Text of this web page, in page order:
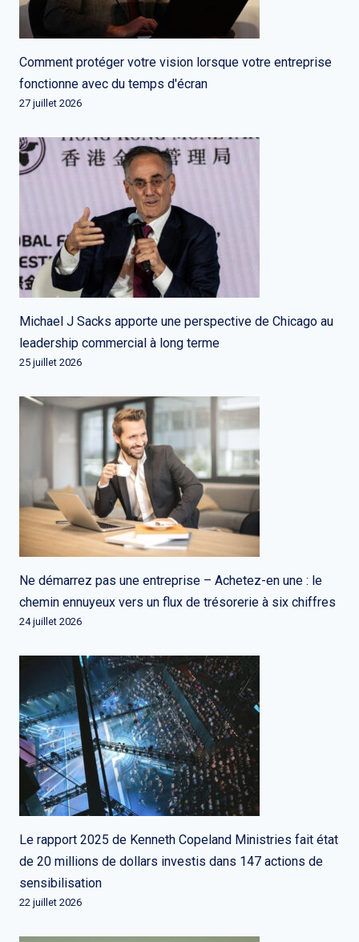
Comment protéger votre vision lorsque votre entreprise
fonctionne avec du temps d'écran
27 juillet 2026
Michael J Sacks apporte une perspective de Chicago au
leadership commercial à long terme
25 juillet 2026
Ne démarrez pas une entreprise – Achetez-en une : le
chemin ennuyeux vers un flux de trésorerie à six chiffres
24 juillet 2026
Le rapport 2025 de Kenneth Copeland Ministries fait état
de 20 millions de dollars investis dans 147 actions de
sensibilisation
22 juillet 2026